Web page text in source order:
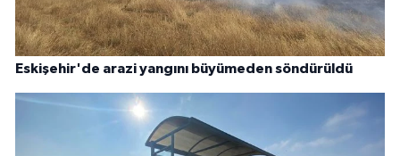
Eskişehir'de arazi yangını büyümeden söndürüldü